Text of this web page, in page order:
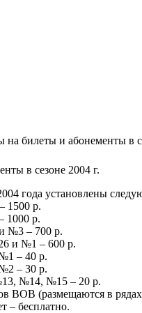
на билеты и абонементы в
в сезоне 2004 г.
года установлены
1500 р.
1000 р.
№3 – 700 р.
и №1 – 600 р.
– 40 р.
– 30 р.
№14, №15 – 20 р.
ВОВ (размещаются в
– бесплатно.